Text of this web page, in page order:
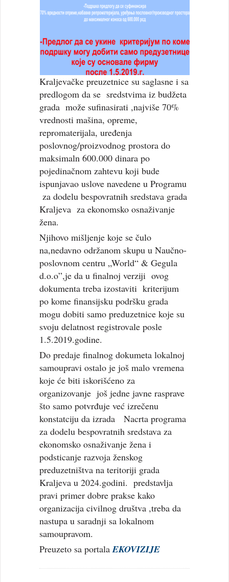
Kraljevačke preuzetnice su saglasne i sa
predlogom da se sredstvima iz budžeta
grada može sufinasirati ,najviše 70%
vrednosti mašina, opreme,
repromaterijala, uređenja
poslovnog/proizvodnog prostora do
maksimaln 600.000 dinara po
pojedinačnom zahtevu koji bude
ispunjavao uslove navedene u Programu
za dodelu bespovratnih sredstava grada
Kraljeva za ekonomsko osnaživanje
žena.
Njihovo mišljenje koje se čulo
na,nedavno održanom skupu u Naučno-
poslovnom centru „World“ & Gegula
d.o.o”,je da u finalnoj verziji ovog
dokumenta treba izostaviti kriterijum
po kome finansijsku podršku grada
mogu dobiti samo preduzetnice koje su
svoju delatnost registrovale posle
1.5.2019.godine.
Do predaje finalnog dokumeta lokalnoj
samoupravi ostalo je još malo vremena
koje će biti iskorišćeno za
organizovanje još jedne javne rasprave
što samo potvrđuje već izrečenu
konstatciju da izrada Nacrta programa
za dodelu bespovratnih sredstava za
ekonomsko osnaživanje žena i
podsticanje razvoja ženskog
preduzetništva na teritoriji grada
Kraljeva u 2024.godini. predstavlja
pravi primer dobre prakse kako
organizacija civilnog društva ,treba da
nastupa u saradnji sa lokalnom
samoupravom.
Preuzeto sa portalaEKOVIZIJE